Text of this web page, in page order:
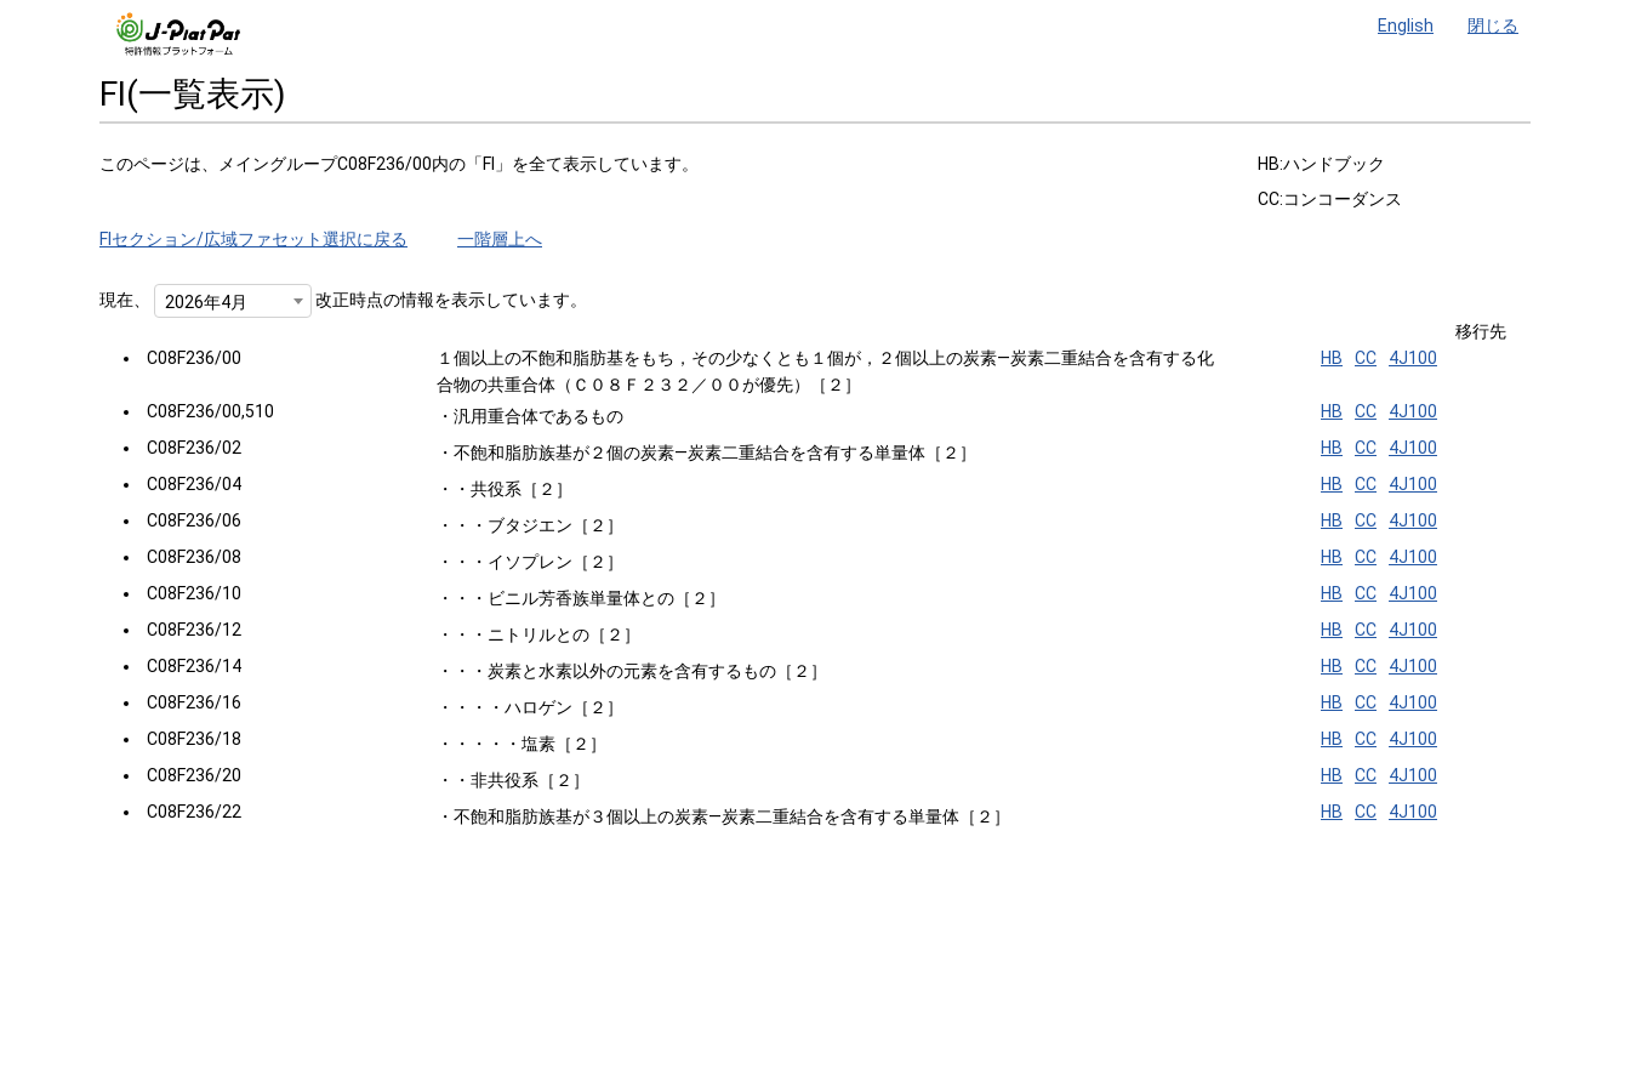
English 閉じる
FI(一覧表示)
このページは、メイングループC08F236/00内の「FI」を全て表示しています。
HB:ハンドブック
CC:コンコーダンス
FIセクション/広域ファセット選択に戻る 一階層上へ
現在、 2026年4月
改正時点の情報を表示しています。
移行先
C08F236/00
１個以上の不飽和脂肪基をもち，その少なくとも１個が，２個以上の炭素―炭素二重結合を含有する化
合物の共重合体（Ｃ０８Ｆ２３２／００が優先）［２］
HB CC 4J100
C08F236/00,510 ・汎用重合体であるもの HB CC
4J100
C08F236/02
・不飽和脂肪族基が２個の炭素―炭素二重結合を含有する単量体［２］ HB CC
4J100
C08F236/04
・・共役系［２］ HB CC
4J100
C08F236/06
・・・ブタジエン［２］ HB CC
4J100
C08F236/08
・・・イソプレン［２］ HB CC
4J100
C08F236/10
・・・ビニル芳香族単量体との［２］ HB CC
4J100
C08F236/12
・・・ニトリルとの［２］ HB CC
4J100
C08F236/14
・・・炭素と水素以外の元素を含有するもの［２］ HB CC
4J100
C08F236/16
・・・・ハロゲン［２］ HB CC
4J100
C08F236/18
・・・・・塩素［２］ HB CC
4J100
C08F236/20
・・非共役系［２］ HB CC
4J100
C08F236/22
・不飽和脂肪族基が３個以上の炭素―炭素二重結合を含有する単量体［２］ HB CC 4J100